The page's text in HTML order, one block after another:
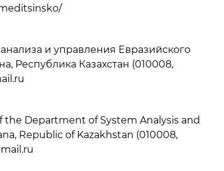
и управления Евразийского
Республика Казахстан (010008,
the Department of System Analysis and
Republic of Kazakhstan (010008,